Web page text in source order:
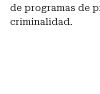
de programas de
criminalidad.